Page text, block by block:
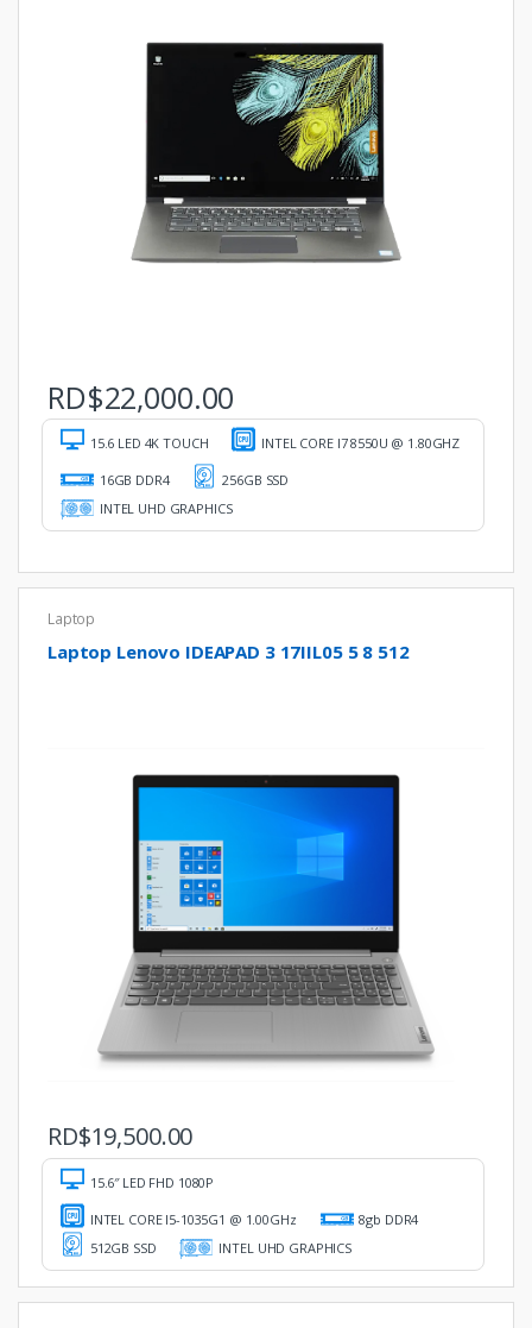
RD$22,000.00
15.6 LED 4K TOUCH INTEL CORE I7 8550U @ 1.80GHZ
16GB DDR4
256GB SSD
INTEL UHD GRAPHICS
Laptop
Laptop Lenovo IDEAPAD 3 17IIL05 5 8 512
RD$19,500.00
15.6″ LED FHD 1080P
INTEL CORE I5-1035G1 @ 1.00GHz
8gb DDR4
512GB SSD
INTEL UHD GRAPHICS